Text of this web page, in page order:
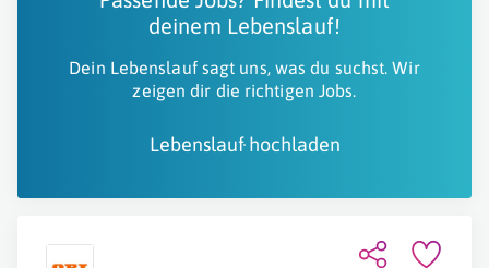
deinem Lebenslauf!
Dein Lebenslauf sagt uns, was du suchst. Wir
zeigen dir die richtigen Jobs.
Lebenslauf hochladen